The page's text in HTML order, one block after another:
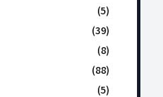
(5)
(39)
(8)
(88)
(5)